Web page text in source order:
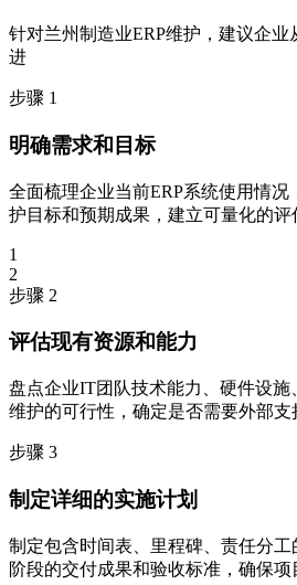
针对兰州制造业ERP维护，建议企
进
步骤 1
明确需求和目标
全面梳理企业当前ERP系统使用情
护目标和预期成果，建立可量化的评
1
2
步骤 2
评估现有资源和能力
盘点企业IT团队技术能力、硬件设施
维护的可行性，确定是否需要外部支
步骤 3
制定详细的实施计划
制定包含时间表、里程碑、责任分
阶段的交付成果和验收标准，确保项